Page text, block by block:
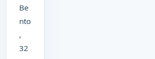
Be
nto
,
32